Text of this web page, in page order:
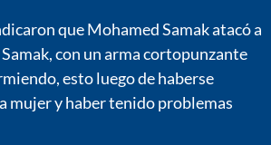
que Mohamed Samak atacó a
con un arma cortopunzante
esto luego de haberse
mujer y haber tenido problemas